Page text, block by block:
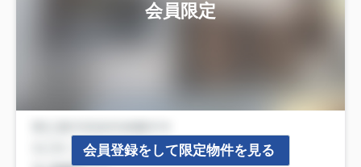
会員限定
会員登録をして限定物件を見る